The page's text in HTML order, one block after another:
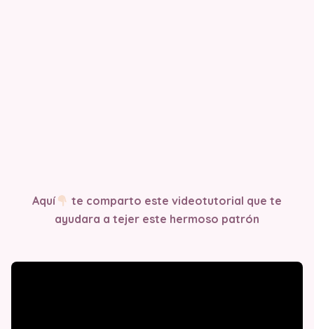
Aquí
te comparto este videotutorial que te
ayudara a tejer este hermoso patrón